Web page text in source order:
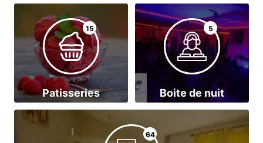
15
Patisseries
5
Boite de nuit
64